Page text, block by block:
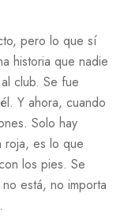
pero lo que sí
historia que nadie
club. Se fue
Y ahora, cuando
Solo hay
roja, es lo que
los pies. Se
está, no importa